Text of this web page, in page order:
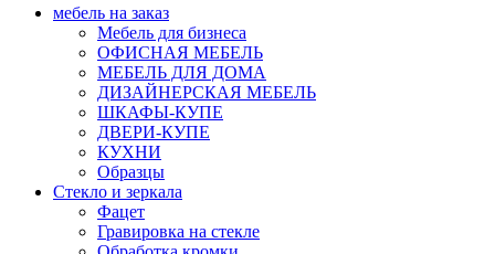
мебель на заказ
Мебель для бизнеса
ОФИСНАЯ МЕБЕЛЬ
МЕБЕЛЬ ДЛЯ ДОМА
ДИЗАЙНЕРСКАЯ МЕБЕЛЬ
ШКАФЫ-КУПЕ
ДВЕРИ-КУПЕ
КУХНИ
Образцы
Стекло и зеркала
Фацет
Гравировка на стекле